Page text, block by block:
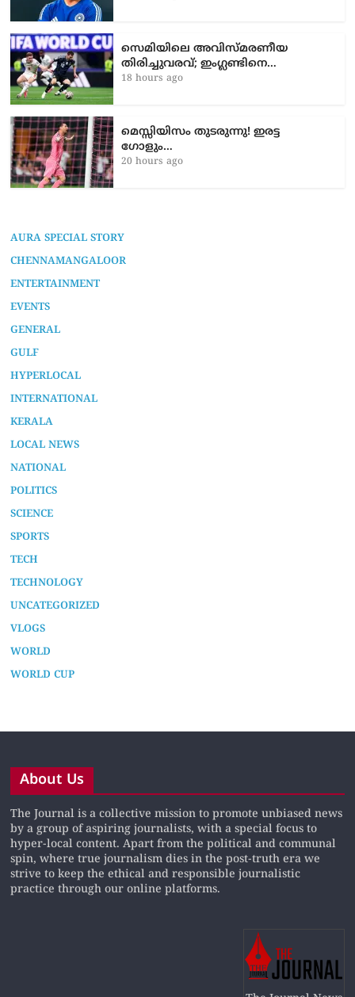
സെമിയിലെ അവിസ്മരണീയ
തിരിച്ചുവരവ്; ഇംഗ്ലണ്ടിനെ…
18 hours ago
മെസ്സിയിസം തുടരുന്നു! ഇരട്ട
ഗോളും…
20 hours ago
AURA SPECIAL STORY
CHENNAMANGALOOR
ENTERTAINMENT
EVENTS
GENERAL
GULF
HYPERLOCAL
INTERNATIONAL
KERALA
LOCAL NEWS
NATIONAL
POLITICS
SCIENCE
SPORTS
TECH
TECHNOLOGY
UNCATEGORIZED
VLOGS
WORLD
WORLD CUP
About Us
The Journal is a collective mission to promote unbiased news
by a group of aspiring journalists, with a special focus to
hyper-local content. Apart from the political and communal
spin, where true journalism dies in the post-truth era we
strive to keep the ethical and responsible journalistic
practice through our online platforms.